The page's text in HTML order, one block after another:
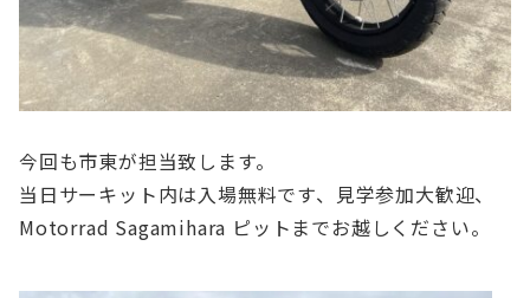
今回も市東が担当致します。
当日サーキット内は入場無料です、見学参加大歓迎、
Motorrad Sagamihara ピットまでお越しください。